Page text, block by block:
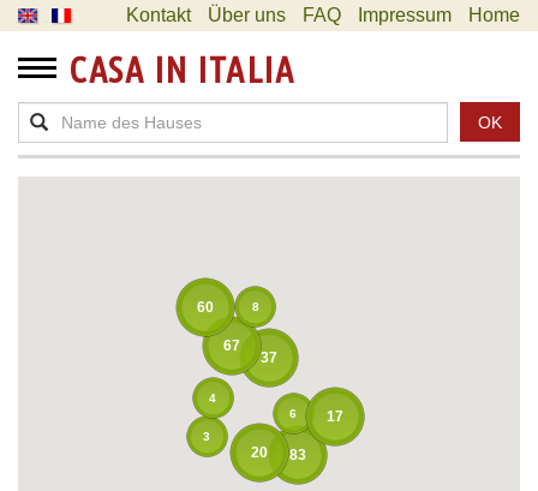
Kontakt Über uns FAQ Impressum Home
CASA IN ITALIA
OK
37
67
8
83
6
60
17
20
3
4